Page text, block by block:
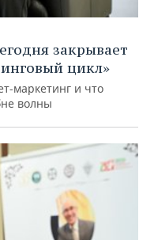
закрывает
цикл»
маркетинг и что
волны